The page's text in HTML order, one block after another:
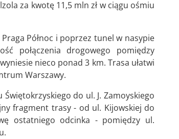
za kwotę 11,5 mln zł w ciągu ośmiu
Północ i poprzez tunel w nasypie
połączenia drogowego pomiędzy
nieco ponad 3 km. Trasa ułatwi
Warszawy.
do ul. J. Zamoyskiego
fragment trasy - od ul. Kijowskiej do
ostatniego odcinka - pomiędzy ul.